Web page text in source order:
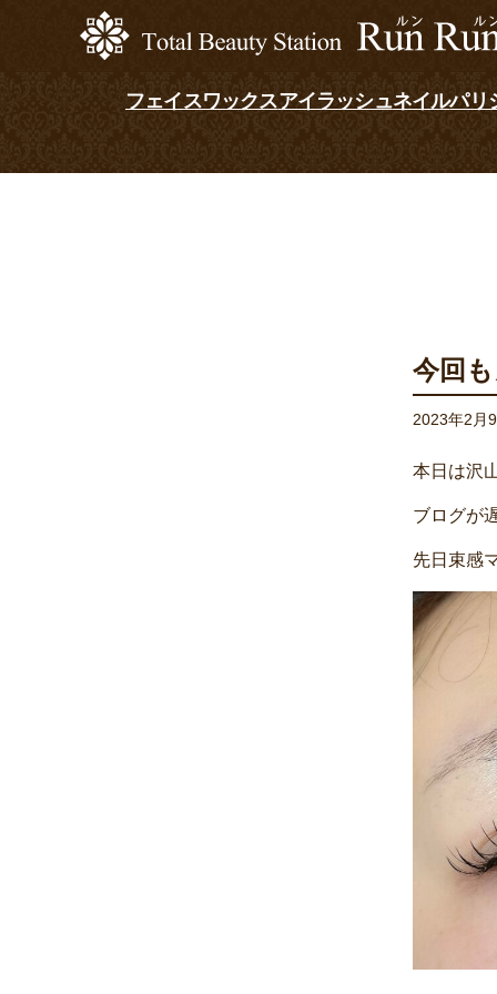
フェイスワックスアイラッシュネイルパリ
今回
2023年2月
本日は沢
ブログが
先日束感